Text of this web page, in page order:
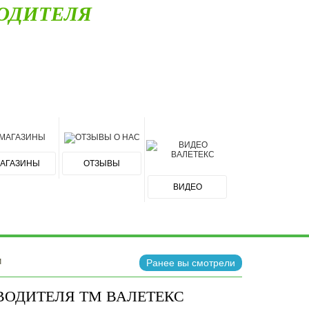
ОТЗЫВЫ
ВИДЕО
Ранее вы смотрели
ТМ ВАЛЕТЕКС